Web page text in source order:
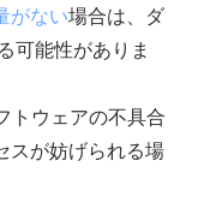
がない場合は、ダ
可能性がありま
トウェアの不具合
スが妨げられる場